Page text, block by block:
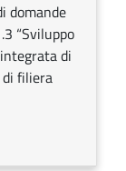
domande
“Sviluppo
di
filiera